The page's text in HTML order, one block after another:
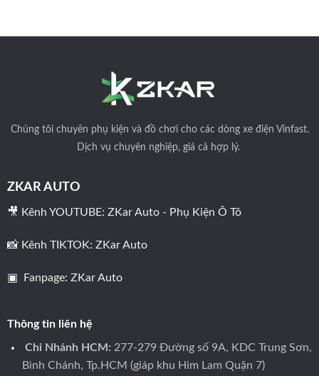
Chúng tôichuyên phụ kiện và đồ chơi cho các dòng xe điện Vinfast.
Dịch vụ chuyên nghiệp, giá cả hợp lý.
ZKAR AUTO
🎥 Kênh YOUTUBE: ZKar Auto - Phụ Kiện Ô Tô
📸 Kênh TIKTOK: ZKar Auto
▣ Fanpage: ZKar Auto
Thông tin liên hệ
Chi Nhánh HCM: 277-279 Đường số 9A, KDC Trung Sơn,
Bình Chánh, Tp.HCM (giáp khu Him Lam Quận 7)